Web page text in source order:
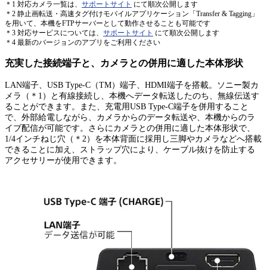
＊1 対応カメラ一覧は、 サポートサイト にて順次公開します
＊2 静止画転送・高速タグ付けモバイルアプリケーション「Transfer & Tagging」
を用いて、本機をFTPサーバーとして動作させることも可能です
＊3 対応サービスについては、 サポートサイト にて順次公開します
＊4 最新のバージョンのアプリをご利用ください
充実した接続端子と、カメラとの併用に適した本体形状
LAN端子、USB Type-C（TM）端子、HDMI端子を搭載。ソニー製カ
メラ（＊1）と有線接続し、本機へデータ転送したのち、無線伝送す
ることができます。また、充電用USB Type-C端子を併用すること
で、外部給電しながら、カメラからのデータ転送や、本機からのラ
イブ配信が可能です。さらにカメラとの併用に適した本体形状で、
1/4インチねじ穴（＊2）を本体背面に採用し三脚やカメラなどへ搭載
できることに加え、ストラップ穴により、ケーブル抜けを防止する
アクセサリーが使用できます。